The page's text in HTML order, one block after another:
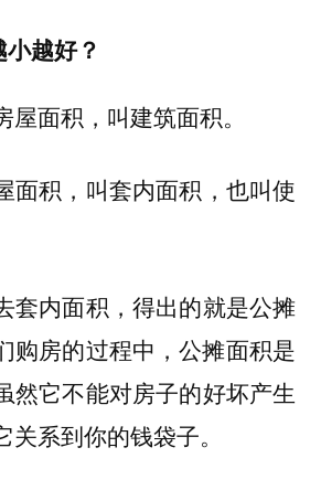
越好？
屋面积，叫建筑面积。
面积，叫套内面积，也叫使
套内面积，得出的就是公摊
房的过程中，公摊面积是
然它不能对房子的好坏产生
系到你的钱袋子。